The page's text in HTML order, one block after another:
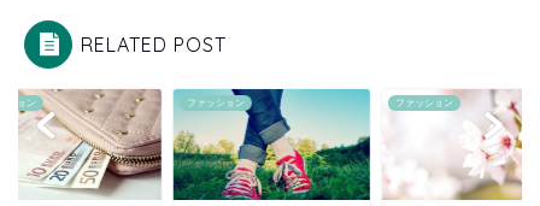
RELATED POST
ション ファッション ファッション